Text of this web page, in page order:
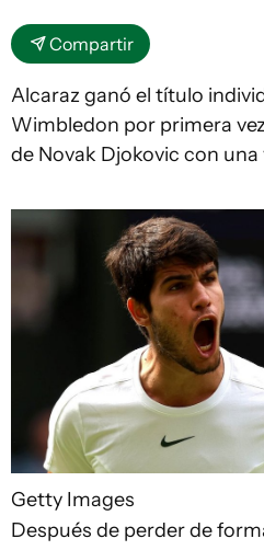
Compartir
Alcaraz ganó el título
Wimbledon por primera
de Novak Djokovic con
Getty Images
Después de perder de